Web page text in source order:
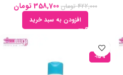
422,000 تومان 358,700 تومان
افزودن به سبد خرید
-15%